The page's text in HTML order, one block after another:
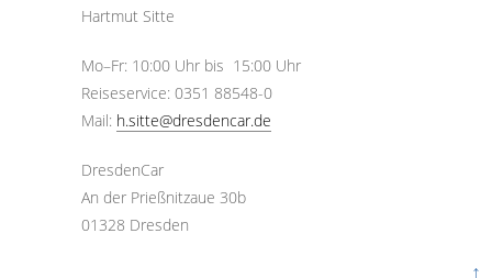
Hartmut Sitte
Mo–Fr: 10:00 Uhr bis 15:00 Uhr
Reiseservice: 0351 88548-0
Mail: h.sitte@dresdencar.de
DresdenCar
An der Prießnitzaue 30b
01328 Dresden
↑